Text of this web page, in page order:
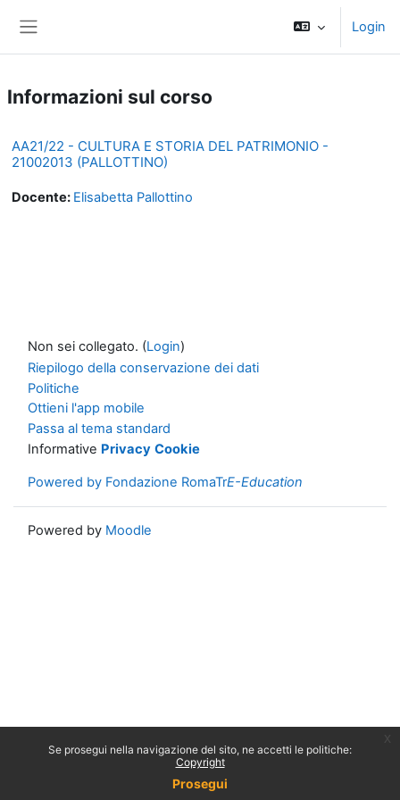
Se prosegui nella navigazione del sito, ne accetti le politiche:
Copyright
Prosegui
Login
Informazioni sul corso
AA21/22 - CULTURA E STORIA DEL PATRIMONIO -
21002013 (PALLOTTINO)
Docente: Elisabetta Pallottino
Non sei collegato. (Login)
Riepilogo della conservazione dei dati
Politiche
Ottieni l'app mobile
Passa al tema standard
Informative Privacy Cookie
Powered by Fondazione RomaTrE-Education
Powered by Moodle